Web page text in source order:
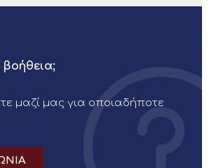
βοήθεια;
μαζί μας για οποιαδήποτε